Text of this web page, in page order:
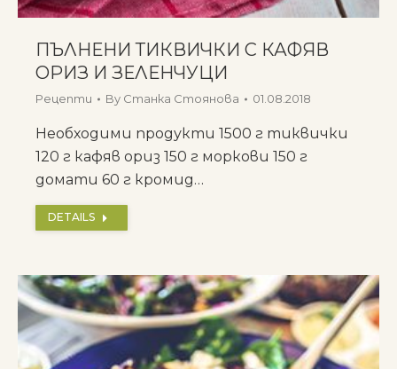
ПЪЛНЕНИ ТИКВИЧКИ С КАФЯВ
ОРИЗ И ЗЕЛЕНЧУЦИ
Рецепти By Станка Стоянова 01.08.2018
Необходими продукти 1500 г тиквички
120 г кафяв ориз 150 г моркови 150 г
домати 60 г кромид…
DETAILS